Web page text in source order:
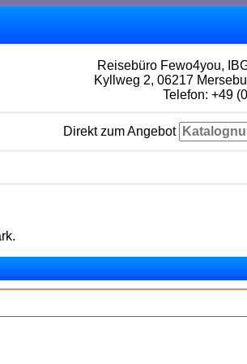
Reisebüro Fewo4you,
Kyllweg 2, 06217
Telefon: +49
Direkt zum Angebot